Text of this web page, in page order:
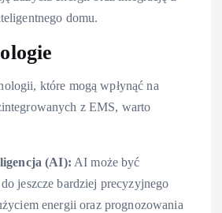
domu.
które mogą wpłynąć na
z EMS, warto
(AI): AI może być
jeszcze bardziej precyzyjnego
energii oraz prognozowania